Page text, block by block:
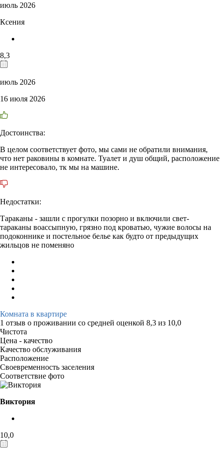
июль 2026
Ксения
8,3
июль 2026
16 июля 2026
Достоинства:
В целом соответствует фото, мы сами не обратили внимания,
что нет раковины в комнате. Туалет и душ общий, расположение
не интересовало, тк мы на машине.
Недостатки:
Тараканы - зашли с прогулки позорно и включили свет-
тараканы воассыпную, грязно под кроватью, чужие волосы на
подоконнике и постельное белье как будто от предыдущих
жильцов не поменяно
Комната в квартире
1 отзыв о проживании со средней оценкой 8,3 из 10,0
Чистота
Цена - качество
Качество обслуживания
Расположение
Своевременность заселения
Соответствие фото
Виктория
10,0